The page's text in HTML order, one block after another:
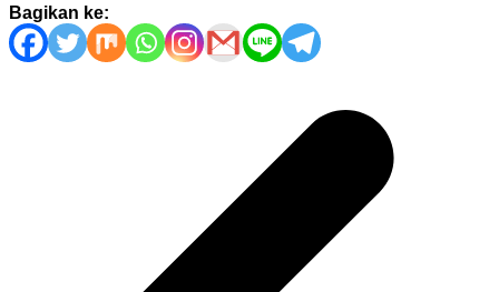
Bagikan ke: